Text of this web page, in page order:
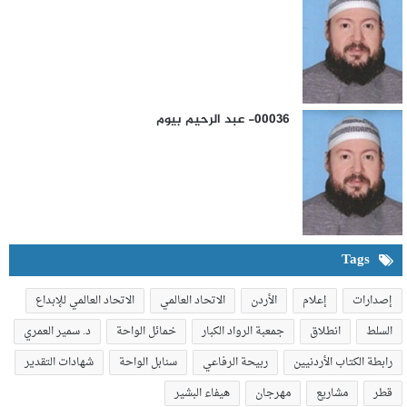
00036- عبد الرحيم بيوم
Tags
إصدارات إعلام الأردن الاتحاد العالمي
الاتحاد العالمي للإبداع
السلط
انطلاق جمعبة الرواد الكبار خمائل الواحة
د. سمير العمري
رابطة الكتاب الأردنيين
ربيحة الرفاعي سنابل الواحة
شهادات التقدير
قطر
مشاريع مهرجان هيفاء البشير